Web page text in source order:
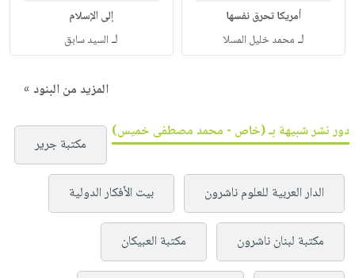
أمريكا تحرق نفسها
لـ محمد خليل المسلا
إلى الإسلام
لـ السيد سابق
المزيد من البنود »
دور نشر شبيهة بـ (خاص - محمد مصطفى خميس)
مكتبة جرير
الدار العربية للعلوم ناشرون بيت الأفكار الدولية
مكتبة لبنان ناشرون مكتبة العبيكان